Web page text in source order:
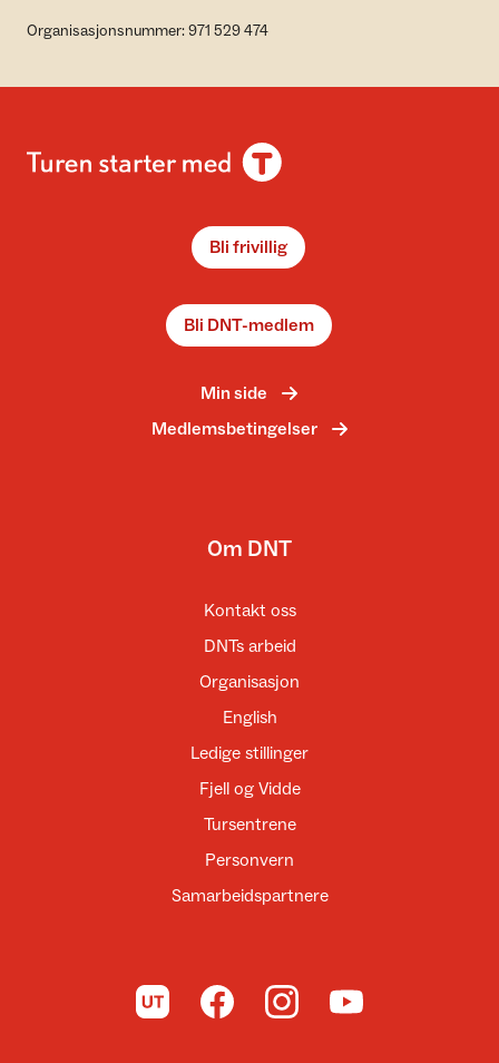
Organisasjonsnummer: 971 529 474
Bli frivillig
Bli DNT-medlem
Min side
Medlemsbetingelser
Om DNT
Kontakt oss
DNTs arbeid
Organisasjon
English
Ledige stillinger
Fjell og Vidde
Tursentrene
Personvern
Samarbeidspartnere
Til UT.no Til DNT på Facebook
Til DNT på Instagram
Til DNT på YouTube